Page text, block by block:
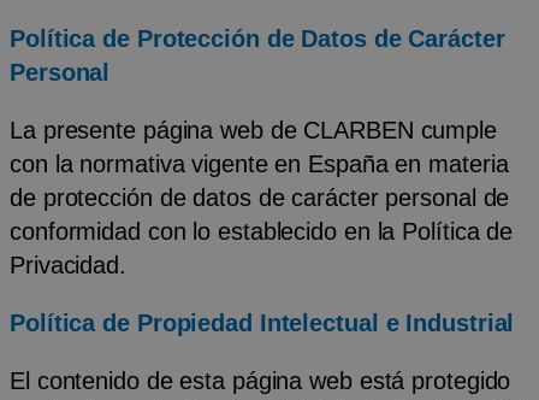
Política de Protección de Datos de Carácter
Personal
La presente página web de CLARBEN cumple
con la normativa vigente en España en materia
de protección de datos de carácter personal de
conformidad con lo establecido en la Política de
Privacidad .
Política de Propiedad Intelectual e Industrial
El contenido de esta página web está protegido